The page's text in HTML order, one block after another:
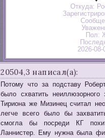
Откуда:
Пол:
2026-
20504,3 написал(а):
Потому что за подставу
было схватить
Тириона же Мизинец считал
легче всего было бы
смогла бы посреди КГ
Ланнистер. Ему нужна была